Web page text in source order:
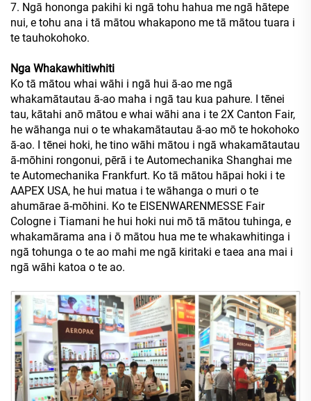
7. Ngā hononga pakihi ki ngā tohu hahua me ngā hātepe
nui, e tohu ana i tā mātou whakapono me tā mātou tuara i
te tauhokohoko.
Nga Whakawhitiwhiti
Ko tā mātou whai wāhi i ngā hui ā-ao me ngā
whakamātautau ā-ao maha i ngā tau kua pahure. I tēnei
tau, kātahi anō mātou e whai wāhi ana i te 2X Canton Fair,
he wāhanga nui o te whakamātautau ā-ao mō te hokohoko
ā-ao. I tēnei hoki, he tino wāhi mātou i ngā whakamātautau
ā-mōhini rongonui, pērā i te Automechanika Shanghai me
te Automechanika Frankfurt. Ko tā mātou hāpai hoki i te
AAPEX USA, he hui matua i te wāhanga o muri o te
ahumārae ā-mōhini. Ko te EISENWARENMESSE Fair
Cologne i Tiamani he hui hoki nui mō tā mātou tuhinga, e
whakamārama ana i ō mātou hua me te whakawhitinga i
ngā tohunga o te ao mahi me ngā kiritaki e taea ana mai i
ngā wāhi katoa o te ao.